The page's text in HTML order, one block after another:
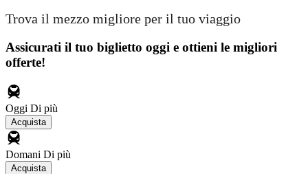
Trova il mezzo migliore per il tuo viaggio
Assicurati il ​​tuo biglietto oggi e ottieni le migliori
offerte!
Oggi Di più
Acquista
Domani Di più
Acquista